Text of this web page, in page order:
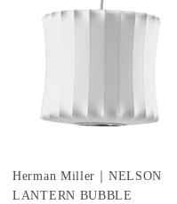
Herman Miller｜NELSON
LANTERN BUBBLE